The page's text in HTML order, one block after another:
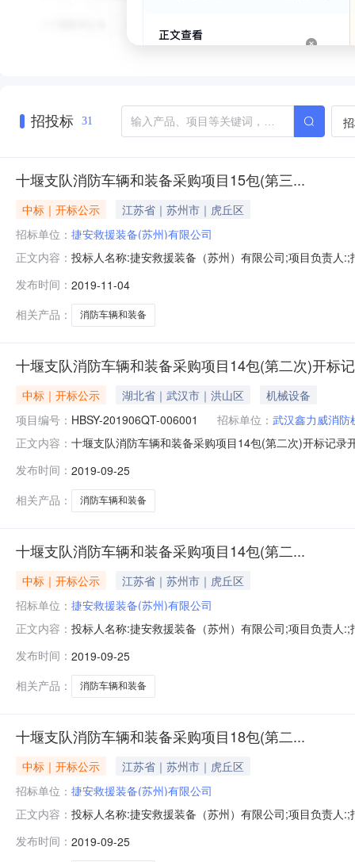
招投标 31
十堰支队消防车辆和装备采购项目15包(第三...
中标｜开标公示
江苏省｜苏州市｜虎丘区
招标单位： 捷安救援装备(苏州)有限公司
正文内容： 投标人名称:捷安救援装备（苏州）有限公司;项目负责人
历天;质量要求:;保证金金额:0.00元,投标文件递交时间:未
发布时间： 2019-11-04
相关产品：
消防车辆和装备
十堰支队消防车辆和装备采购项目14包(第二次)开标
中标｜开标公示 湖北省｜武汉市｜洪山区
机械设备
项目编号： HBSY-201906QT-006001 招标单位： 武汉鑫力威消防
正文内容： 十堰支队消防车辆和装备采购项目14包(第二次)开标记
间:TueSep2416:57:57CST2019,lt;brgt;投标人名称:扬州
发布时间： 2019-09-25
相关产品：
消防车辆和装备
十堰支队消防车辆和装备采购项目14包(第二...
中标｜开标公示
江苏省｜苏州市｜虎丘区
招标单位： 捷安救援装备(苏州)有限公司
正文内容： 投标人名称:捷安救援装备（苏州）有限公司;项目负责人
历天;质量要求:;保证金金额:0.00元,投标文件递交时间:未
发布时间： 2019-09-25
相关产品：
消防车辆和装备
十堰支队消防车辆和装备采购项目18包(第二...
中标｜开标公示
江苏省｜苏州市｜虎丘区
招标单位： 捷安救援装备(苏州)有限公司
正文内容： 投标人名称:捷安救援装备（苏州）有限公司;项目负责人
历天;质量要求:;保证金金额:0.00元,投标文件递交时间:未
发布时间： 2019-09-25